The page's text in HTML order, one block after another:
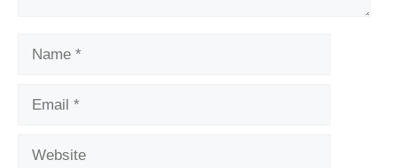
Name
Email
Website